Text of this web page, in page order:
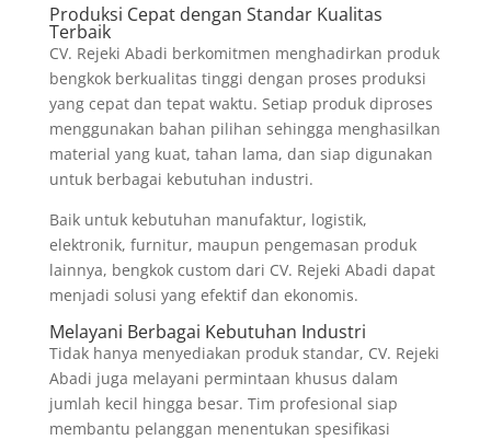
Produksi Cepat dengan Standar Kualitas
Terbaik
CV. Rejeki Abadi berkomitmen menghadirkan produk
bengkok berkualitas tinggi dengan proses produksi
yang cepat dan tepat waktu. Setiap produk diproses
menggunakan bahan pilihan sehingga menghasilkan
material yang kuat, tahan lama, dan siap digunakan
untuk berbagai kebutuhan industri.
Baik untuk kebutuhan manufaktur, logistik,
elektronik, furnitur, maupun pengemasan produk
lainnya, bengkok custom dari CV. Rejeki Abadi dapat
menjadi solusi yang efektif dan ekonomis.
Melayani Berbagai Kebutuhan Industri
Tidak hanya menyediakan produk standar, CV. Rejeki
Abadi juga melayani permintaan khusus dalam
jumlah kecil hingga besar. Tim profesional siap
membantu pelanggan menentukan spesifikasi